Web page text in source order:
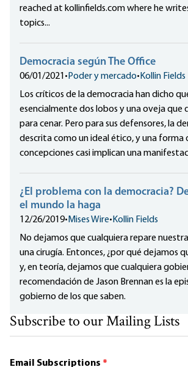
reached at kollinfields.com where he
topics...
Democracia según The Office
06/01/2021 • Poder y mercado• Kollin Fields
Los críticos de la democracia han dicho
esencialmente dos lobos y una oveja que
para cenar. Pero para sus defensores, la
descrita como un ideal ético, y una
concepciones casi implican una
¿El problema con la democracia?
el mundo la haga
12/26/2019• Mises Wire• Kollin Fields
No dejamos que cualquiera repare
una cirugía. Entonces, ¿por qué dejamos
y, en teoría, dejamos que cualquiera
recomendación de Jason Brennan es la
gobierno de los que saben.
Subscribe to our Mailing Lists
Email Subscriptions *